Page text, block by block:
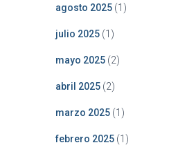
agosto 2025(1)
julio 2025(1)
mayo 2025(2)
abril 2025(2)
marzo 2025(1)
febrero 2025(1)